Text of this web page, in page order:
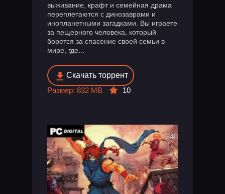
выживание, крафт и семейная драма
переплетаются с динозаврами и
инопланетными загадками. Вы играете
за пещерного человека, который
борется за спасение своей семьи в
мире, где...
Скачать торрент
Размер: 832 MB
10
340